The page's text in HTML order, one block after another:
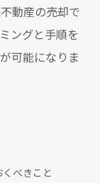
動産の売却で
ングと手順を
可能になりま
べきこと